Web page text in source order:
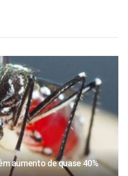
aumento de quase 40%